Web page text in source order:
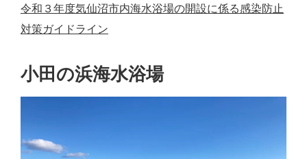
令和３年度気仙沼市内海水浴場の開設に係る感染防止
対策ガイドライン
小田の浜海水浴場